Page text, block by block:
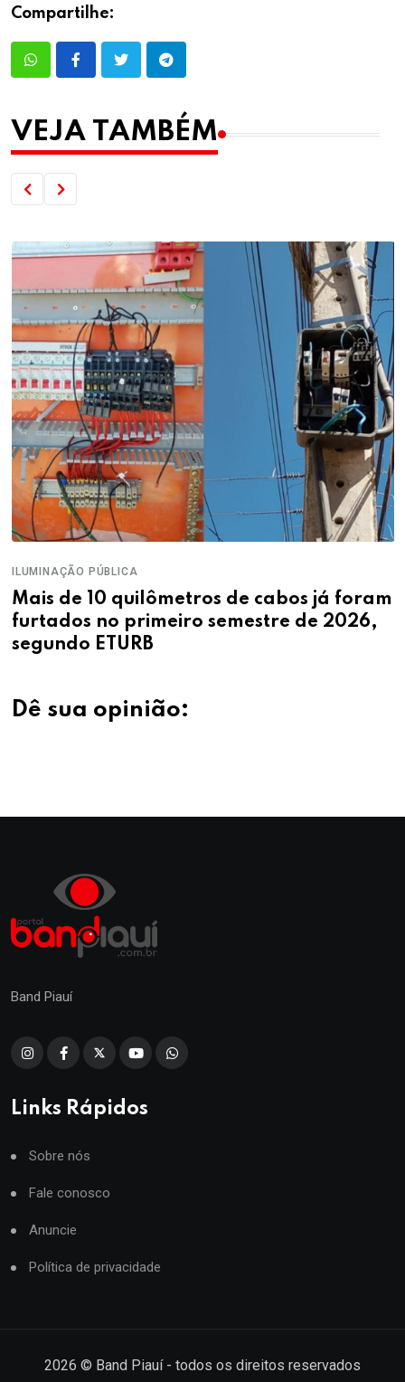
Compartilhe:
VEJA TAMBÉM
ILUMINAÇÃO PÚBLICA
Mais de 10 quilômetros de cabos já foram
furtados no primeiro semestre de 2026,
segundo ETURB
Dê sua opinião:
Band Piauí
Links Rápidos
Sobre nós
Fale conosco
Anuncie
Política de privacidade
2026 © Band Piauí - todos os direitos reservados